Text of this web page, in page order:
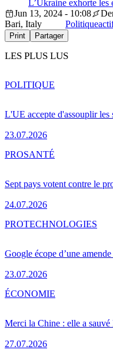
L’Ukraine exhorte les
Jun 13, 2024 - 10:08
Bari, Italy
Politique
Print Partager
LES PLUS LUS
L'UE accepte d'assouplir les
23.07.2026
POLITIQUE
Sept pays votent contre le
24.07.2026
PROSANTÉ
Google écope d’une
23.07.2026
PROTECHNOLOGIES
Merci la Chine : elle a sauvé
27.07.2026
ÉCONOMIE